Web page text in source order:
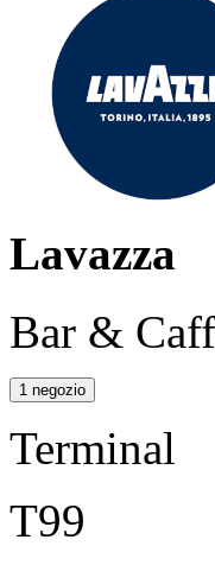
Lavazza
Bar &
1 negozio
Terminal
T99